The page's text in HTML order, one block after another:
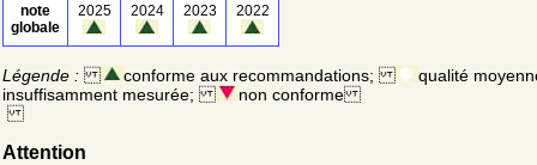
note
globale
2025 2024 2023 2022
Légende : conforme aux recommandations;
qualité
insuffisamment mesurée;
non conforme
Attention